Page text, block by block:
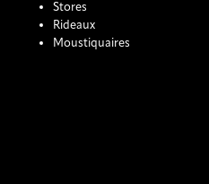
Stores
Rideaux
Moustiquaires